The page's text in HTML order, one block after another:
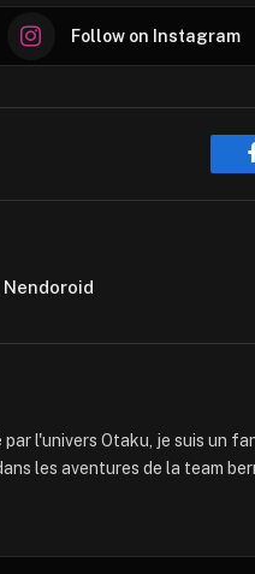
Follow on Instagram
l'univers Otaku, je suis un
les aventures de la team